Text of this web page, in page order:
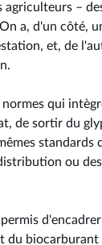
–
a, d'un côté,
et, de
qui
de sortir du
ou
du